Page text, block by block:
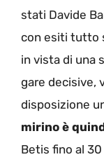
stati Davide
con esiti tutto
in vista di una
gare decisive,
disposizione
mirino è
Betis fino al